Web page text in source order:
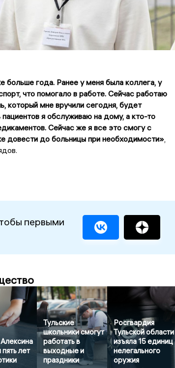
больше года. Ранее у меня была коллега, у
что помогало в работе. Сейчас работаю
который мне вручили сегодня, будет
я обслуживаю на дому, а кто-то
Сейчас же я все это смогу с
довести до больницы при необходимости»,
первыми
лет
Тульские
школьники смогут
работать в
выходные и
праздники
Росгвардия
Тульской области
изъяла 15 единиц
нелегального
оружия